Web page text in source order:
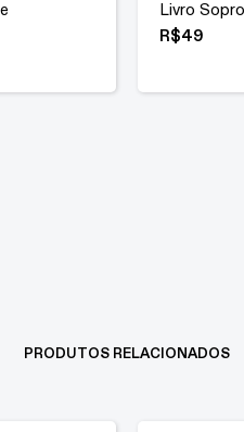
Livro
R$49
PRODUTOS RELACIONADOS